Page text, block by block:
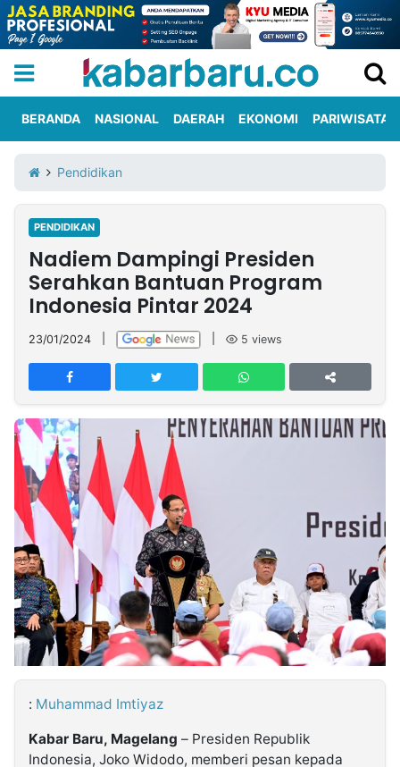
Iklan
Berita
Kami
Nasional
International
Olahraga
Entertainment
Daerah
Pariwisata
Kuliner
Kolom
Network
PT
TREETAN
INDONESIA
Partner
Insight
NTB
Suara
Time
Lens
IDN
Daily
Jogja
Jalan
Rakyat
Idealita
News
Kita
Notice
Dinamikapost.com
Radar
Baru
Seedbacklink
Follow
Kabarbaru
BERANDA NASIONAL DAERAH EKONOMI PARIWISATA
Pendidikan
PENDIDIKAN
Nadiem Dampingi Presiden
Serahkan Bantuan Program
Indonesia Pintar 2024
23/01/2024 5 views
: Muhammad Imtiyaz
Kabar Baru, Magelang – Presiden Republik
Indonesia, Joko Widodo, memberi pesan kepada